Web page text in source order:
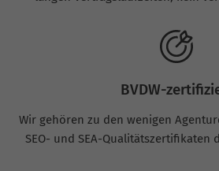
BVDW-
Wir gehören zu den wenigen
SEO- und SEA-Qualitätszertifikaten